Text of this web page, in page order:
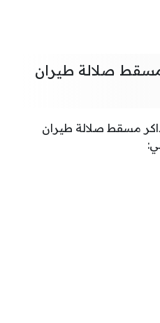
مسقط صلالة طيران
مسقط صلالة طيران